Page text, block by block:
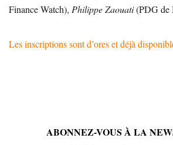
Finance Watch), Philippe Zaouati(PDG de
Les inscriptions sont d’ores et déjà
ABONNEZ-VOUS À LA